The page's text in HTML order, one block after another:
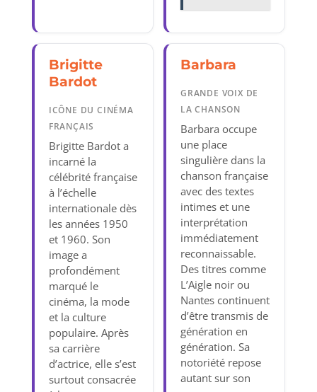
Brigitte
Bardot
ICÔNE DU CINÉMA
FRANÇAIS
Brigitte Bardot a
incarné la
célébrité française
à l’échelle
internationale dès
les années 1950
et 1960. Son
image a
profondément
marqué le
cinéma, la mode
et la culture
populaire. Après
sa carrière
d’actrice, elle s’est
surtout consacrée
Barbara
GRANDE VOIX DE
LA CHANSON
Barbara occupe
une place
singulière dans la
chanson française
avec des textes
intimes et une
interprétation
immédiatement
reconnaissable.
Des titres comme
L’Aigle noir ou
Nantes continuent
d’être transmis de
génération en
génération. Sa
notoriété repose
autant sur son